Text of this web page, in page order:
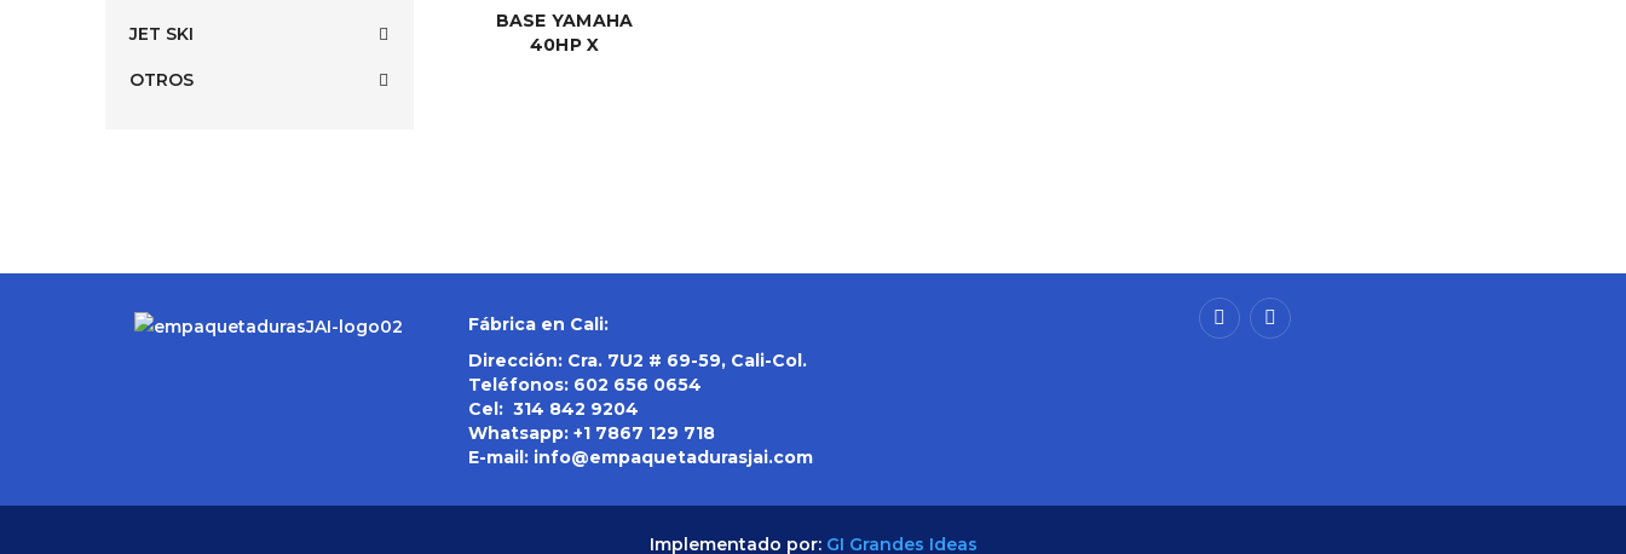
JET SKI
OTROS
BASE YAMAHA
40HP X
Fábrica en Cali:
Dirección: Cra. 7U2 # 69-59, Cali-Col.
Teléfonos: 602 656 0654
Cel: 314 842 9204
Whatsapp: +1 7867 129 718
E-mail: info@empaquetadurasjai.com
Implementado por: GI Grandes Ideas